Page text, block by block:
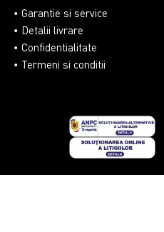
Garantie si service
Detalii livrare
Confidentialitate
Termeni si conditii